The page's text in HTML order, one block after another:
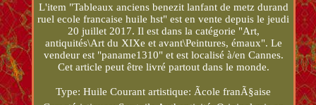
L'item "Tableaux anciens benezit lanfant de metz durand
ruel ecole francaise huile hst" est en vente depuis le jeudi
20 juillet 2017. Il est dans la catégorie "Art,
antiquités\Art du XIXe et avant\Peintures, émaux". Le
vendeur est "paname1310" et est localisé à/en Cannes.
Cet article peut être livré partout dans le monde.
Type: Huile Courant artistique: Ãcole franÃ§aise